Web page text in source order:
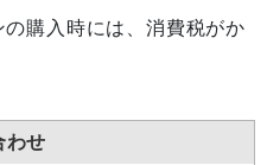
購入時には、消費税がか
わせ